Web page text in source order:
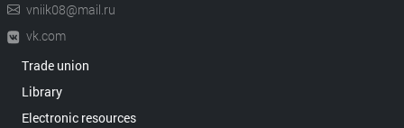
vniik08@mail.ru
vk.com
Trade union
Library
Electronic resources